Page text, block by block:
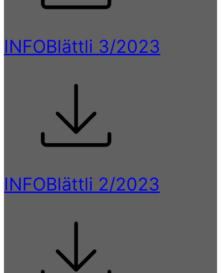
INFOBlättli 3/2023
INFOBlättli 2/2023